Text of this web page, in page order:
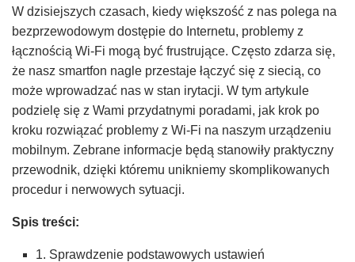
W dzisiejszych czasach, kiedy większość z nas polega na
bezprzewodowym dostępie do Internetu, problemy z
łącznością Wi-Fi mogą być frustrujące. Często zdarza się,
że nasz smartfon nagle przestaje łączyć się z siecią, co
może wprowadzać nas w stan irytacji. W tym artykule
podzielę się z Wami przydatnymi poradami, jak krok po
kroku rozwiązać problemy z Wi-Fi na naszym urządzeniu
mobilnym. Zebrane informacje będą stanowiły praktyczny
przewodnik, dzięki któremu unikniemy skomplikowanych
procedur i nerwowych sytuacji.
Spis treści:
1. Sprawdzenie podstawowych ustawień